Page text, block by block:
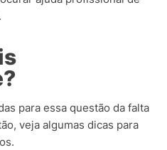
para essa questão da falta
veja algumas dicas para